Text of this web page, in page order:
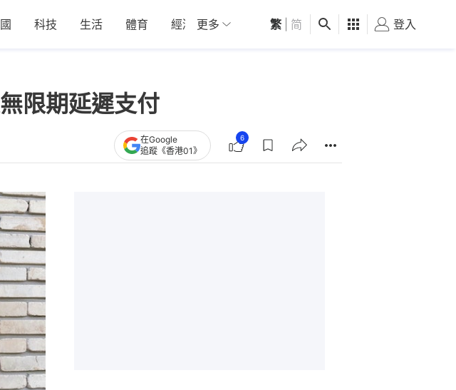
科技 生活 體育 經濟 01深圳 觀點 健康 好食玩飛
更多 繁 简 登入
限期延遲支付
在Google
追蹤《香港01》
6